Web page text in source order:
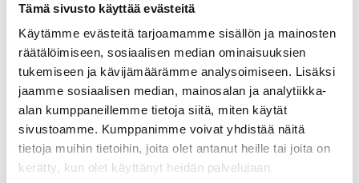
Tämä sivusto käyttää evästeitä
Käytämme evästeitä tarjoamamme sisällön ja mainosten
räätälöimiseen, sosiaalisen median ominaisuuksien
tukemiseen ja kävijämäärämme analysoimiseen. Lisäksi
jaamme sosiaalisen median, mainosalan ja analytiikka-
alan kumppaneillemme tietoja siitä, miten käytät
sivustoamme. Kumppanimme voivat yhdistää näitä
tietoja muihin tietoihin, joita olet antanut heille tai joita on
kerätty, kun olet käyttänyt heidän palvelujaan.
Saman kaapelin eri versiot
Ketjukaapeli KAWEFLEX 6100 ECO
SK-PVC UL/CSA 3G1,5 (AWG16)
Ketjukaapeli KAWEFLEX 6100 ECO